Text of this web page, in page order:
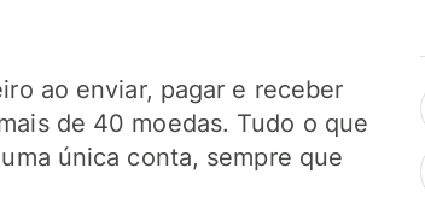
ao enviar, pagar e receber
de 40 moedas. Tudo o que
única conta, sempre que